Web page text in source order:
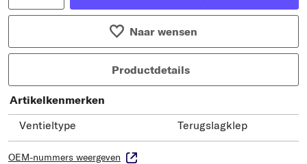
Naar wensen
Productdetails
Artikelkenmerken
Ventieltype
Terugslagklep
OEM-nummers weergeven